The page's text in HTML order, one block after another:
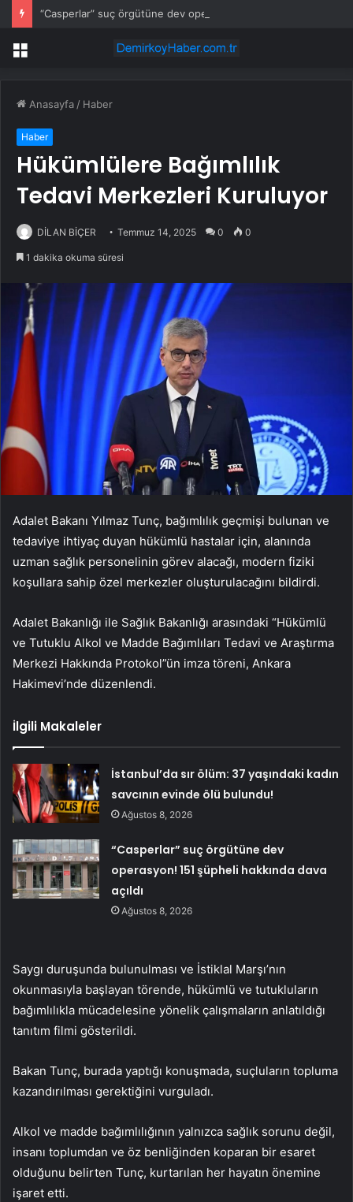
Menü
Anasayfa / Haber
Haber
Hükümlülere Bağımlılık
Tedavi Merkezleri Kuruluyor
DİLAN BİÇER Temmuz 14, 2025 0 0
1 dakika okuma süresi
Adalet Bakanı Yılmaz Tunç, bağımlılık geçmişi bulunan ve
tedaviye ihtiyaç duyan hükümlü hastalar için, alanında
uzman sağlık personelinin görev alacağı, modern fiziki
koşullara sahip özel merkezler oluşturulacağını bildirdi.
Adalet Bakanlığı ile Sağlık Bakanlığı arasındaki “Hükümlü
ve Tutuklu Alkol ve Madde Bağımlıları Tedavi ve Araştırma
Merkezi Hakkında Protokol”ün imza töreni, Ankara
Hakimevi’nde düzenlendi.
İlgili Makaleler
İstanbul’da sır ölüm: 37 yaşındaki kadın
savcının evinde ölü bulundu!
Ağustos 8, 2026
“Casperlar” suç örgütüne dev
operasyon! 151 şüpheli hakkında dava
açıldı
Ağustos 8, 2026
Saygı duruşunda bulunulması ve İstiklal Marşı’nın
okunmasıyla başlayan törende, hükümlü ve tutukluların
bağımlılıkla mücadelesine yönelik çalışmaların anlatıldığı
tanıtım filmi gösterildi.
Bakan Tunç, burada yaptığı konuşmada, suçluların topluma
kazandırılması gerektiğini vurguladı.
Alkol ve madde bağımlılığının yalnızca sağlık sorunu değil,
insanı toplumdan ve öz benliğinden koparan bir esaret
olduğunu belirten Tunç, kurtarılan her hayatın önemine
işaret etti.